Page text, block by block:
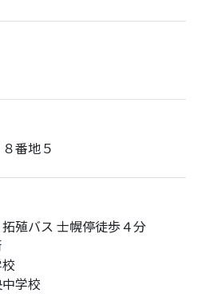
番地５
殖バス 士幌停徒歩４分
学校